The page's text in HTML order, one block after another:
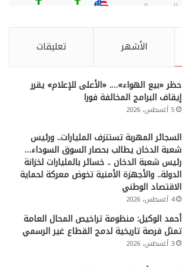
الأشهر تعليقات
حظر «بيع الهواء»…. «الأعلى للإعلام» يقرر
إيقاف البرامج المخالفة فورا
5 أغسطس، 2026
السجائر المهربة تستنزف المليارات.. ورئيس
شعبة الدخان يطالب بحصار السوق السوداء…
رئيس شعبة الدخان .. خسائر بالمليارات لخزانة
الدولة.. والأجهزة الأمنية تخوض معركة لحماية
الاقتصاد الوطني
4 أغسطس، 2026
أحمد الوكيل: منظومة تراخيص المحال العامة
تمثل فرصة تاريخية لدمج القطاع غير الرسمي
3 أغسطس، 2026